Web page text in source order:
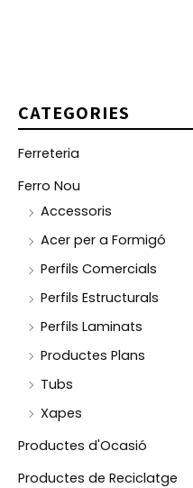
CATEGORIES
Ferreteria
Ferro Nou
Accessoris
Acer per a Formigó
Perfils Comercials
Perfils Estructurals
Perfils Laminats
Productes Plans
Tubs
Xapes
Productes d'Ocasió
Productes de Reciclatge